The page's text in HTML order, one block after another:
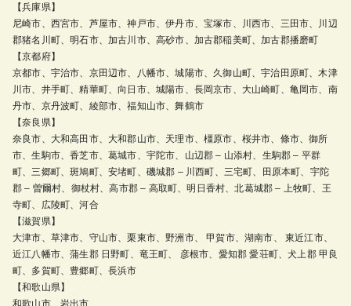
【兵庫県】
尼崎市、西宮市、芦屋市、神戸市、伊丹市、宝塚市、川西市、三田市、川辺
郡猪名川町、明石市、加古川市、高砂市、加古郡稲美町、加古郡播磨町
【京都府】
京都市、宇治市、京田辺市、八幡市、城陽市、久御山町、宇治田原町、木津
川市、井手町、精華町、向日市、城陽市、長岡京市、大山崎町、亀岡市、南
丹市、京丹波町、綾部市、福知山市、舞鶴市
【奈良県】
奈良市、大和高田市、大和郡山市、天理市、橿原市、桜井市、條市、御所
市、生駒市、香芝市、葛城市、宇陀市、山辺郡 – 山添村、生駒郡 – 平群
町、三郷町、斑鳩町、安堵町、磯城郡 – 川西町、三宅町、田原本町、宇陀
郡 – 曽爾村、御杖村、高市郡 – 高取町、明日香村、北葛城郡 – 上牧町、王
寺町、広陵町、河合
【滋賀県】
大津市、草津市、守山市、栗東市、野洲市、 甲賀市、湖南市、 東近江市、
近江八幡市、蒲生郡 日野町、竜王町、 彦根市、愛知郡 愛荘町、犬上郡 甲良
町、多賀町、豊郷町、長浜市
【和歌山県】
和歌山市、岩出市